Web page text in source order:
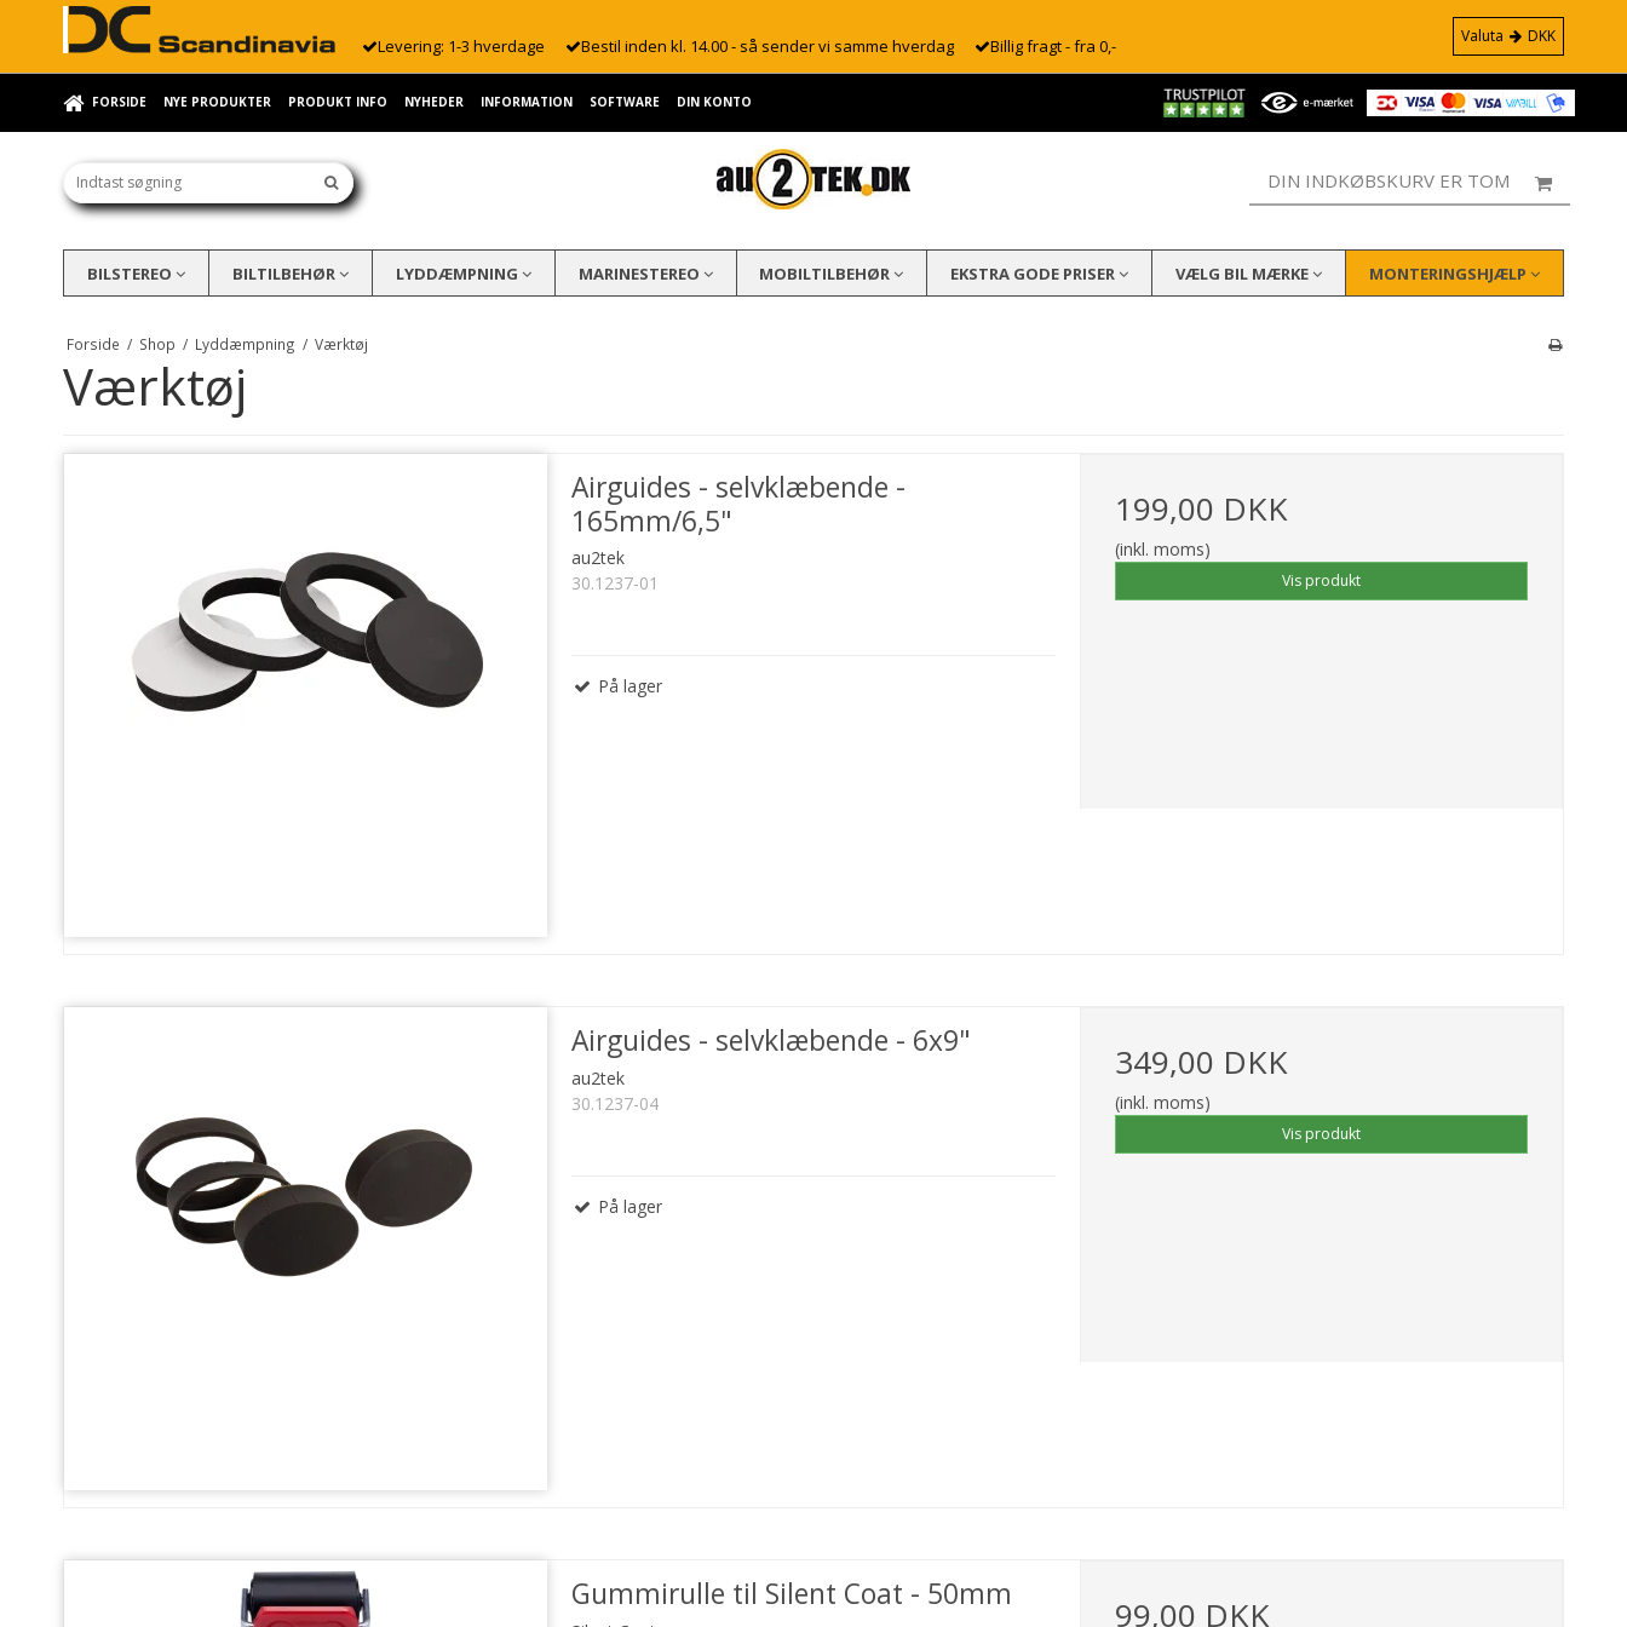
Levering: 1-3 hverdage Bestil inden kl. 14.00 - så sender vi samme hverdag Billig fragt - fra 0,- Valuta DKK
FORSIDE NYE PRODUKTER PRODUKT INFO NYHEDER INFORMATION SOFTWARE DIN KONTO
DIN INDKØBSKURV ER TOM
BILSTEREO BILTILBEHØR LYDDÆMPNING MARINESTEREO MOBILTILBEHØR EKSTRA GODE PRISER VÆLG BIL MÆRKE MONTERINGSHJÆLP
Forside / Shop / Lyddæmpning / Værktøj
Værktøj
Airguides - selvklæbende -
165mm/6,5"
au2tek
30.1237-01
På lager
199,00 DKK
(inkl. moms)
Vis produkt
Airguides - selvklæbende - 6x9"
au2tek
30.1237-04
På lager
349,00 DKK
(inkl. moms)
Vis produkt
Gummirulle til Silent Coat - 50mm 99,00 DKK